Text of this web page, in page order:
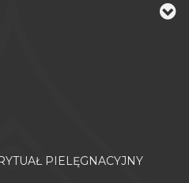
PIELĘGNACYJNY